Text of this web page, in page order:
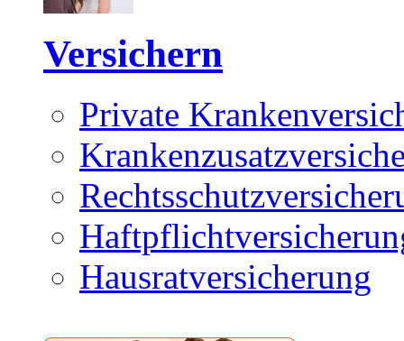
Versichern
Private
Hausratversicherung